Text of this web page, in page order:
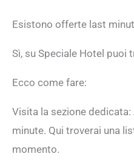
Esistono offerte last
Sì, su Speciale Hotel puoi
Ecco come fare:
Visita la sezione
minute. Qui troverai una
momento.